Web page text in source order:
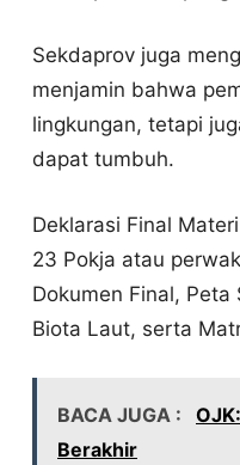
Sekdaprov juga
menjamin bahwa
lingkungan, tetapi
dapat tumbuh.
Deklarasi Final
23 Pokja atau
Dokumen Final,
Biota Laut, serta
BACA JUGA :
Berakhir